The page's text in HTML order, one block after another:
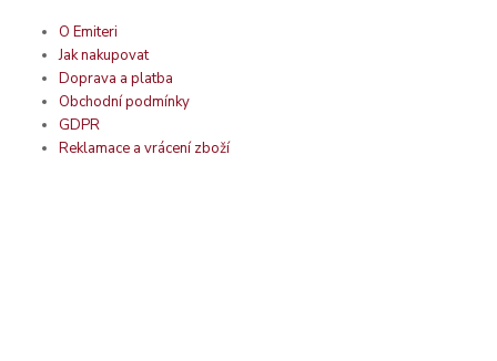
O Emiteri
Jak nakupovat
Doprava a platba
Obchodní podmínky
GDPR
Reklamace a vrácení zboží